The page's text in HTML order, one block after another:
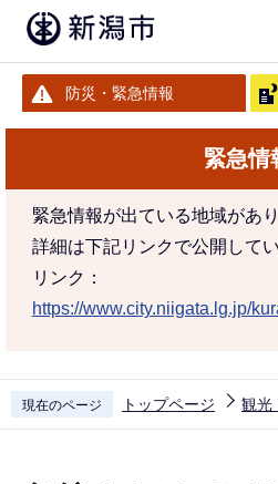
防災・緊急情報
緊急情
緊急情報が出ている地域があり
詳細は下記リンクで公開してい
リンク：
https://www.city.niigata.lg.jp/
現在のページ トップページ 観光